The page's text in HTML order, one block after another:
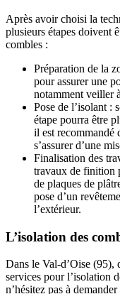
Après avoir choisi la
plusieurs étapes doivent
combles :
Préparation de la
pour assurer une
notamment veiller
Pose de l’isolant :
étape pourra être
il est recommandé
s’assurer d’une
Finalisation des
travaux de finition
de plaques de
pose d’un
l’extérieur.
L’isolation des
Dans le Val-d’Oise (95),
services pour l’isolation
n’hésitez pas à